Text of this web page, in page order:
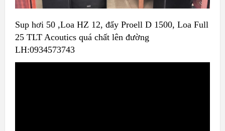
Sup hơi 50 ,Loa HZ 12, đẩy Proell D 1500, Loa Full
25 TLT Acoutics quá chất lên đường
LH:0934573743